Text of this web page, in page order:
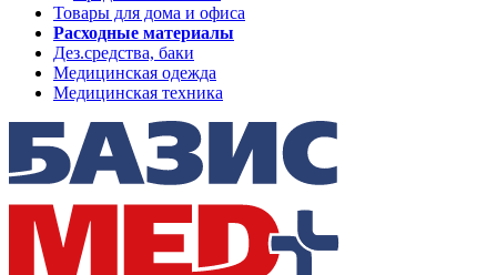
Товары для дома и офиса
Расходные материалы
Дез.средства, баки
Медицинская одежда
Медицинская техника